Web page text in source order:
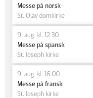
Messe på norsk
St. Olav domkirke
9. aug. kl. 12.30
Messe på spansk
St. Joseph kirke
9. aug. kl. 16.00
Messe på fransk
St. Joseph kirke